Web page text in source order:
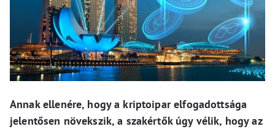
Annak ellenére, hogy a kriptoipar elfogadottsága
jelentősen növekszik, a szakértők úgy vélik, hogy az